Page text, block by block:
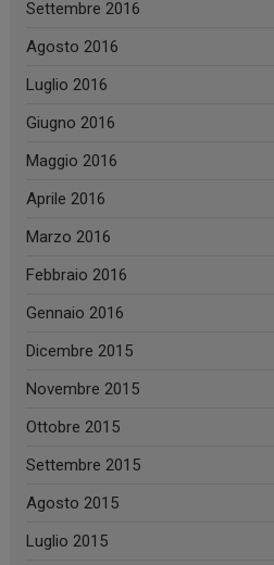
Settembre 2016
Agosto 2016
Luglio 2016
Giugno 2016
Maggio 2016
Aprile 2016
Marzo 2016
Febbraio 2016
Gennaio 2016
Dicembre 2015
Novembre 2015
Ottobre 2015
Settembre 2015
Agosto 2015
Luglio 2015